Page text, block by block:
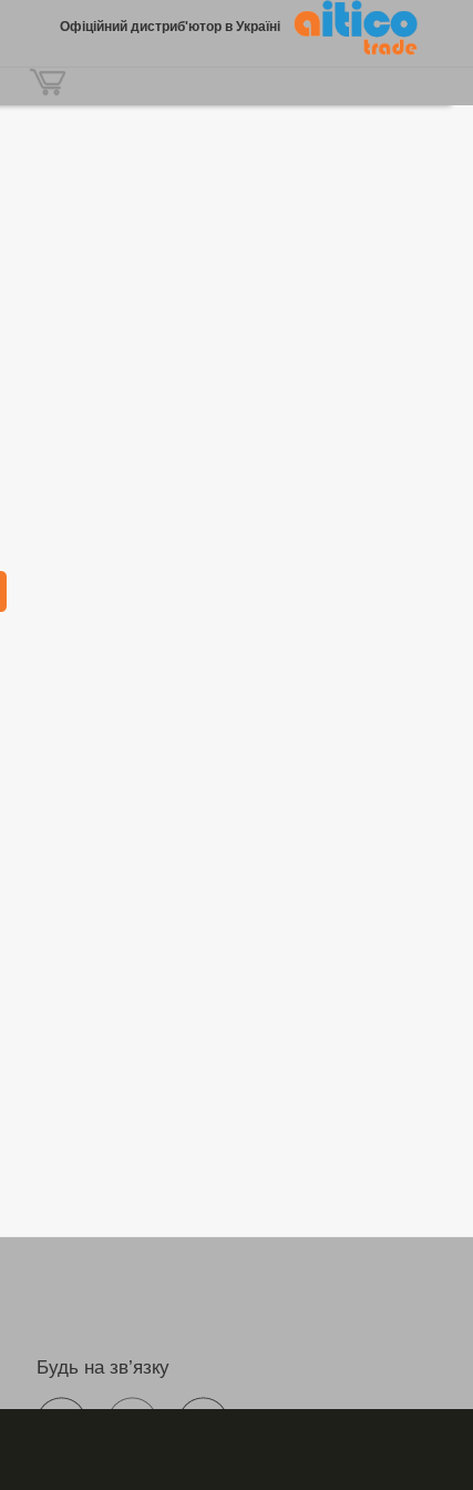
Офіційний дистриб'ютор в Україні
Будь на зв’язку